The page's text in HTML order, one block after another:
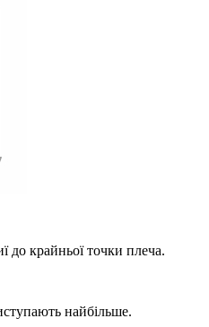
до крайньої точки плеча.
найбільше.